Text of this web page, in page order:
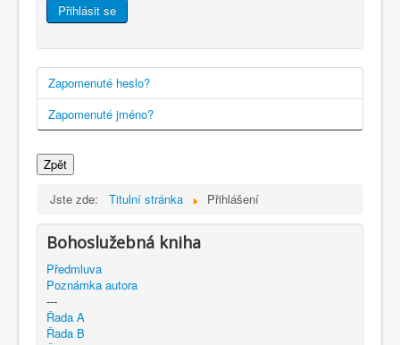
Přihlásit se
Zapomenuté heslo?
Zapomenuté jméno?
Zpět
Jste zde: Titulní stránka Přihlášení
Bohoslužebná kniha
Předmluva
Poznámka autora
---
Řada A
Řada B